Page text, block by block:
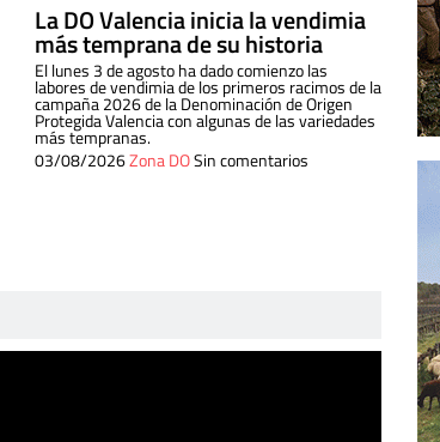
La DO Valencia inicia la vendimia
más temprana de su historia
El lunes 3 de agosto ha dado comienzo las
labores de vendimia de los primeros racimos de la
campaña 2026 de la Denominación de Origen
Protegida Valencia con algunas de las variedades
más tempranas.
03/08/2026Zona DOSin comentarios